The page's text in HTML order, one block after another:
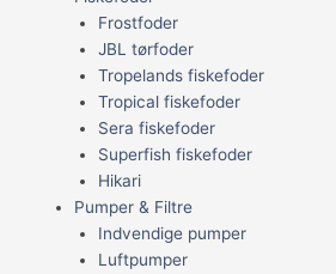
Frostfoder
JBL tørfoder
Tropelands fiskefoder
Tropical fiskefoder
Sera fiskefoder
Superfish fiskefoder
Hikari
Pumper & Filtre
Indvendige pumper
Luftpumper